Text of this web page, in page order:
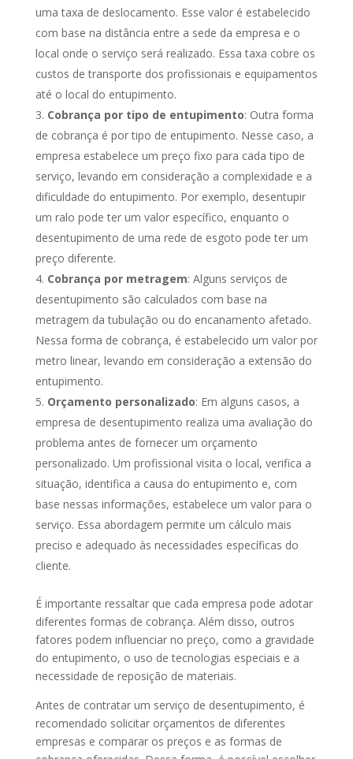
uma taxa de deslocamento. Esse valor é estabelecido
com base na distância entre a sede da empresa e o
local onde o serviço será realizado. Essa taxa cobre os
custos de transporte dos profissionais e equipamentos
até o local do entupimento.
Cobrança por tipo de entupimento: Outra forma
de cobrança é por tipo de entupimento. Nesse caso, a
empresa estabelece um preço fixo para cada tipo de
serviço, levando em consideração a complexidade e a
dificuldade do entupimento. Por exemplo, desentupir
um ralo pode ter um valor específico, enquanto o
desentupimento de uma rede de esgoto pode ter um
preço diferente.
Cobrança por metragem: Alguns serviços de
desentupimento são calculados com base na
metragem da tubulação ou do encanamento afetado.
Nessa forma de cobrança, é estabelecido um valor por
metro linear, levando em consideração a extensão do
entupimento.
Orçamento personalizado: Em alguns casos, a
empresa de desentupimento realiza uma avaliação do
problema antes de fornecer um orçamento
personalizado. Um profissional visita o local, verifica a
situação, identifica a causa do entupimento e, com
base nessas informações, estabelece um valor para o
serviço. Essa abordagem permite um cálculo mais
preciso e adequado às necessidades específicas do
cliente.
É importante ressaltar que cada empresa pode adotar
diferentes formas de cobrança. Além disso, outros
fatores podem influenciar no preço, como a gravidade
do entupimento, o uso de tecnologias especiais e a
necessidade de reposição de materiais.
Antes de contratar um serviço de desentupimento, é
recomendado solicitar orçamentos de diferentes
empresas e comparar os preços e as formas de